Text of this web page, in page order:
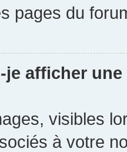
pages du
afficher
visibles
à votre